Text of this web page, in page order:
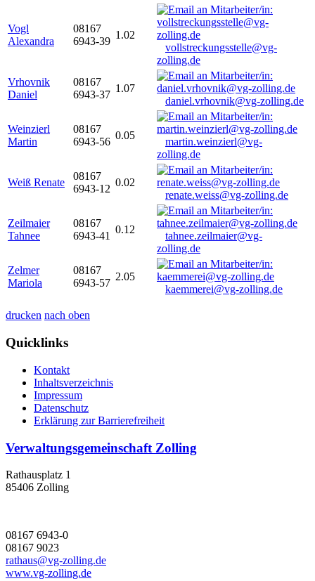
Vogl
Alexandra
08167
6943-39
1.02
vollstreckungsstelle@vg-
zolling.de
Vrhovnik
Daniel
08167
6943-37
1.07
daniel.vrhovnik@vg-zolling.de
Weinzierl
Martin
08167
6943-56
0.05
martin.weinzierl@vg-
zolling.de
Weiß Renate
08167
6943-12
0.02
renate.weiss@vg-zolling.de
Zeilmaier
Tahnee
08167
6943-41
0.12
tahnee.zeilmaier@vg-
zolling.de
Zelmer
Mariola
08167
6943-57
2.05
kaemmerei@vg-zolling.de
drucken nach oben
Quicklinks
Kontakt
Inhaltsverzeichnis
Impressum
Datenschutz
Erklärung zur Barrierefreiheit
Verwaltungsgemeinschaft Zolling
Rathausplatz 1
85406 Zolling
08167 6943-0
08167 9023
rathaus@vg-zolling.de
www.vg-zolling.de